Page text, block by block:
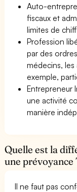
Auto-
fiscaux et
limites de
Profession
par des
médecins,
exemple,
Entrepreneur
une activité
manière
Quelle est la
une prévoyance
Il ne faut pas